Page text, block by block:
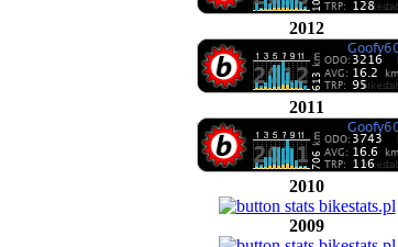
2012
2011
2010
2009